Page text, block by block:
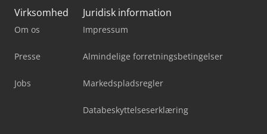
Virksomhed
Om os
Presse
Jobs
Juridisk information
Impressum
Almindelige forretningsbetingelser
Markedspladsregler
Databeskyttelseserklæring